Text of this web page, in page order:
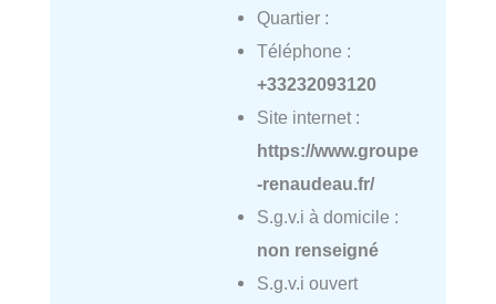
Quartier :
Téléphone :
+33232093120
Site internet :
https://www.groupe
-renaudeau.fr/
S.g.v.i à domicile :
non renseigné
S.g.v.i ouvert